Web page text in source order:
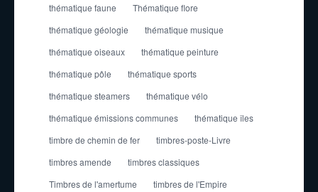
thématique faune
Thématique flore
thématique géologie
thématique musique
thématique oiseaux
thématique peinture
thématique pôle
thématique sports
thématique steamers
thématique vélo
thématique émissions communes
thématique îles
timbre de chemin de fer
timbres-poste-Livre
timbres amende
timbres classiques
Timbres de l'amertume
timbres de l'Empire